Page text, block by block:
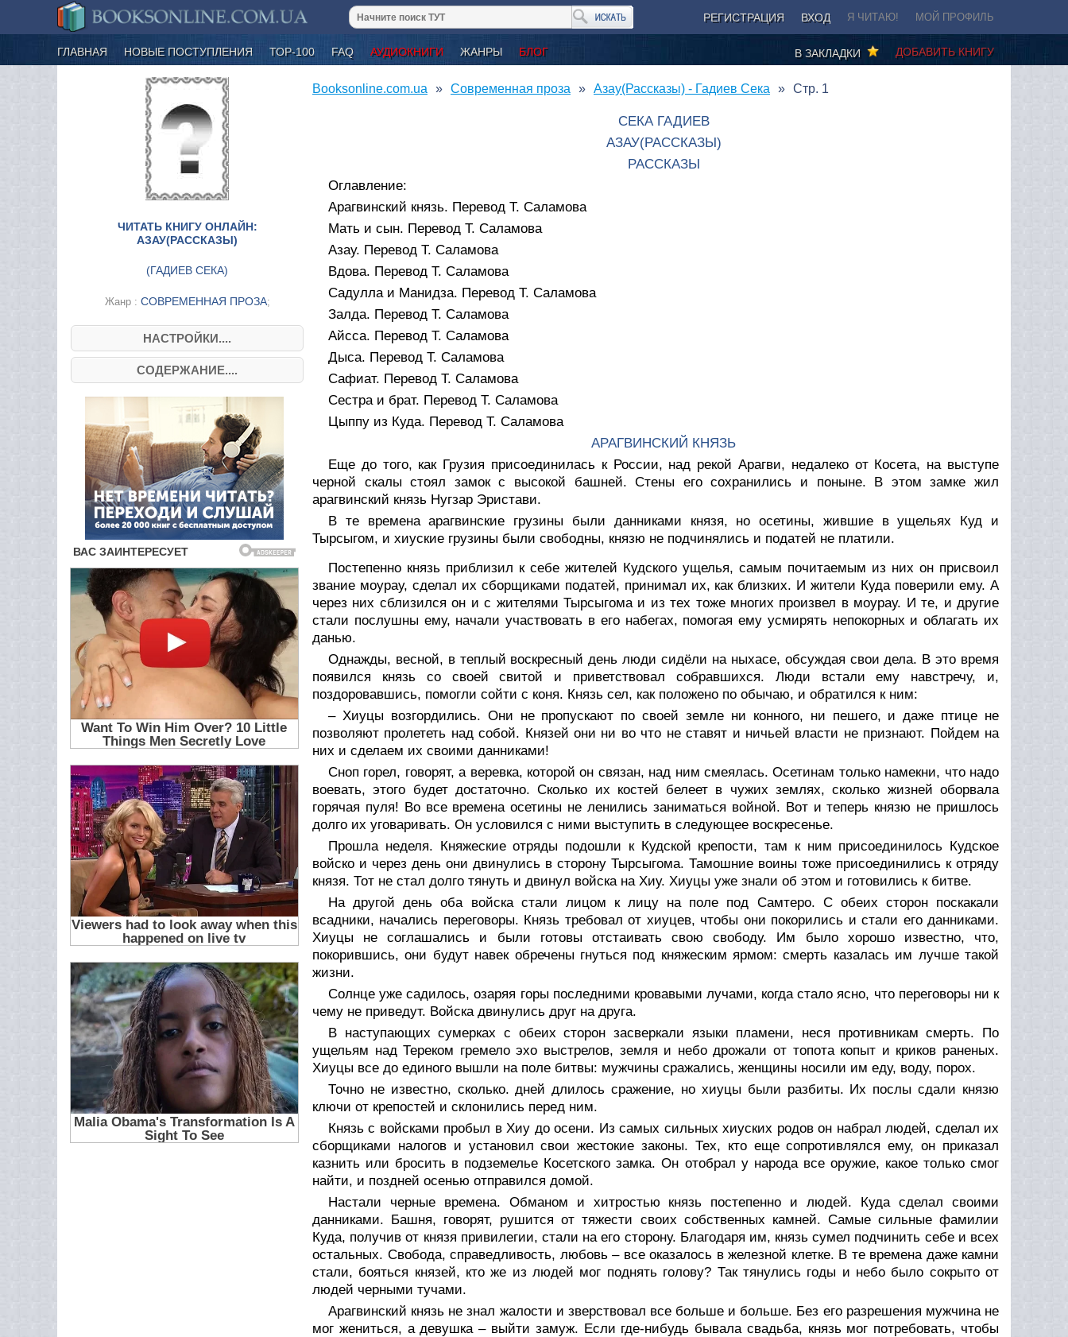
РЕГИСТРАЦИЯ ВХОД Я ЧИТАЮ! МОЙ ПРОФИЛЬ
ГЛАВНАЯ НОВЫЕ ПОСТУПЛЕНИЯ ТОР-100 FAQ АУДИОКНИГИ ЖАНРЫ БЛОГ ДОБАВИТЬ КНИГУ
В ЗАКЛАДКИ
ЧИТАТЬ КНИГУ ОНЛАЙН:
АЗАУ(РАССКАЗЫ)
(ГАДИЕВ СЕКА)
Жанр : СОВРЕМЕННАЯ ПРОЗА;
НАСТРОЙКИ....
СОДЕРЖАНИЕ....
Booksonline.com.ua Современная проза Азау(Рассказы) - Гадиев Сека Стр. 1
СЕКА ГАДИЕВ
АЗАУ(РАССКАЗЫ)
РАССКАЗЫ
Оглавление:
Арагвинский князь. Перевод Т. Саламова
Мать и сын. Перевод Т. Саламова
Азау. Перевод Т. Саламова
Вдова. Перевод Т. Саламова
Садулла и Манидза. Перевод Т. Саламова
Залда. Перевод Т. Саламова
Айсса. Перевод Т. Саламова
Дыса. Перевод Т. Саламова
Сафиат. Перевод Т. Саламова
Сестра и брат. Перевод Т. Саламова
Цыппу из Куда. Перевод Т. Саламова
АРАГВИНСКИЙ КНЯЗЬ
Еще до того, как Грузия присоединилась к России, над рекой Арагви, недалеко от Косета, на выступе
черной скалы стоял замок с высокой башней. Стены его сохранились и поныне. В этом замке жил
арагвинский князь Нугзар Эристави.
В те времена арагвинские грузины были данниками князя, но осетины, жившие в ущельях Куд и
Тырсыгом, и хиуские грузины были свободны, князю не подчинялись и податей не платили.
Постепенно князь приблизил к себе жителей Кудского ущелья, самым почитаемым из них он присвоил
звание моурау, сделал их сборщиками податей, принимал их, как близких. И жители Куда поверили ему. А
через них сблизился он и с жителями Тырсыгома и из тех тоже многих произвел в моурау. И те, и другие
стали послушны ему, начали участвовать в его набегах, помогая ему усмирять непокорных и облагать их
данью.
Однажды, весной, в теплый воскресный день люди сидёли на ныхасе, обсуждая свои дела. В это время
появился князь со своей свитой и приветствовал собравшихся. Люди встали ему навстречу, и,
поздоровавшись, помогли сойти с коня. Князь сел, как положено по обычаю, и обратился к ним:
– Хиуцы возгордились. Они не пропускают по своей земле ни конного, ни пешего, и даже птице не
позволяют пролететь над собой. Князей они ни во что не ставят и ничьей власти не признают. Пойдем на
них и сделаем их своими данниками!
Сноп горел, говорят, а веревка, которой он связан, над ним смеялась. Осетинам только намекни, что надо
воевать, этого будет достаточно. Сколько их костей белеет в чужих землях, сколько жизней оборвала
горячая пуля! Во все времена осетины не ленились заниматься войной. Вот и теперь князю не пришлось
долго их уговаривать. Он условился с ними выступить в следующее воскресенье.
Прошла неделя. Княжеские отряды подошли к Кудской крепости, там к ним присоединилось Кудское
войско и через день они двинулись в сторону Тырсыгома. Тамошние воины тоже присоединились к отряду
князя. Тот не стал долго тянуть и двинул войска на Хиу. Хиуцы уже знали об этом и готовились к битве.
На другой день оба войска стали лицом к лицу на поле под Самтеро. С обеих сторон поскакали
всадники, начались переговоры. Князь требовал от хиуцев, чтобы они покорились и стали его данниками.
Хиуцы не соглашались и были готовы отстаивать свою свободу. Им было хорошо известно, что,
покорившись, они будут навек обречены гнуться под княжеским ярмом: смерть казалась им лучше такой
жизни.
Солнце уже садилось, озаряя горы последними кровавыми лучами, когда стало ясно, что переговоры ни к
чему не приведут. Войска двинулись друг на друга.
В наступающих сумерках с обеих сторон засверкали языки пламени, неся противникам смерть. По
ущельям над Тереком гремело эхо выстрелов, земля и небо дрожали от топота копыт и криков раненых.
Хиуцы все до единого вышли на поле битвы: мужчины сражались, женщины носили им еду, воду, порох.
Точно не известно, сколько. дней длилось сражение, но хиуцы были разбиты. Их послы сдали князю
ключи от крепостей и склонились перед ним.
Князь с войсками пробыл в Хиу до осени. Из самых сильных хиуских родов он набрал людей, сделал их
сборщиками налогов и установил свои жестокие законы. Тех, кто еще сопротивлялся ему, он приказал
казнить или бросить в подземелье Косетского замка. Он отобрал у народа все оружие, какое только смог
найти, и поздней осенью отправился домой.
Настали черные времена. Обманом и хитростью князь постепенно и людей. Куда сделал своими
данниками. Башня, говорят, рушится от тяжести своих собственных камней. Самые сильные фамилии
Куда, получив от князя привилегии, стали на его сторону. Благодаря им, князь сумел подчинить себе и всех
остальных. Свобода, справедливость, любовь – все оказалось в железной клетке. В те времена даже камни
стали, бояться князей, кто же из людей мог поднять голову? Так тянулись годы и небо было сокрыто от
людей черными тучами.
Арагвинский князь не знал жалости и зверствовал все больше и больше. Без его разрешения мужчина не
мог жениться, а девушка – выйти замуж. Если где-нибудь бывала свадьба, князь мог потребовать, чтобы